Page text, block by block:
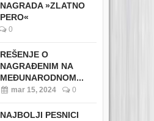
NAGRADA »ZLATNO
PERO«
0
REŠENJE O
NAGRAĐENIM NA
MEĐUNARODNOM...
mar 15, 2024 0
NAJBOLJI PESNICI